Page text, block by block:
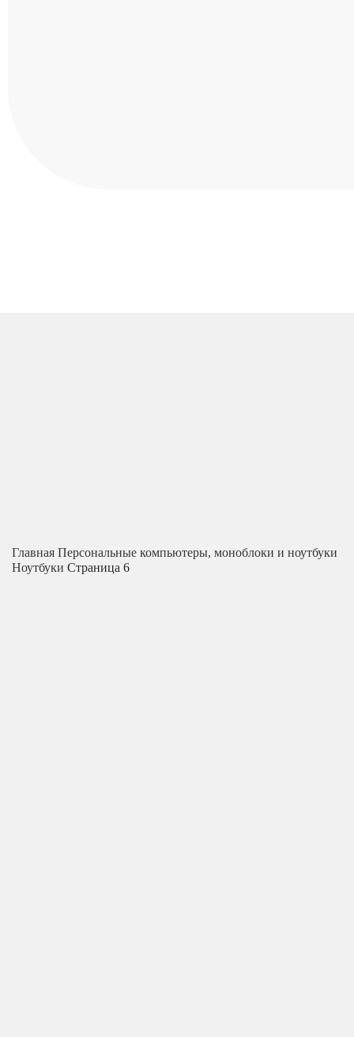
Главная Персональные компьютеры, моноблоки и ноутбуки
Ноутбуки Страница 6